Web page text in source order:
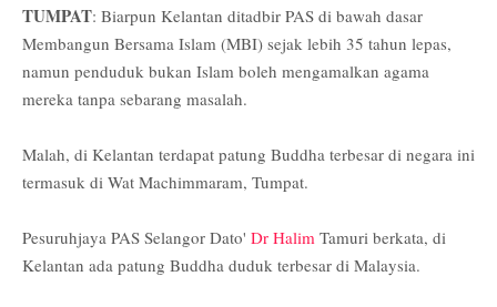
TUMPAT: Biarpun Kelantan ditadbir PAS di bawah dasar
Membangun Bersama Islam (MBI) sejak lebih 35 tahun lepas,
namun penduduk bukan Islam boleh mengamalkan agama
mereka tanpa sebarang masalah.
Malah, di Kelantan terdapat patung Buddha terbesar di negara ini
termasuk di Wat Machimmaram, Tumpat.
Pesuruhjaya PAS Selangor Dato' Dr Halim Tamuri berkata, di
Kelantan ada patung Buddha duduk terbesar di Malaysia.